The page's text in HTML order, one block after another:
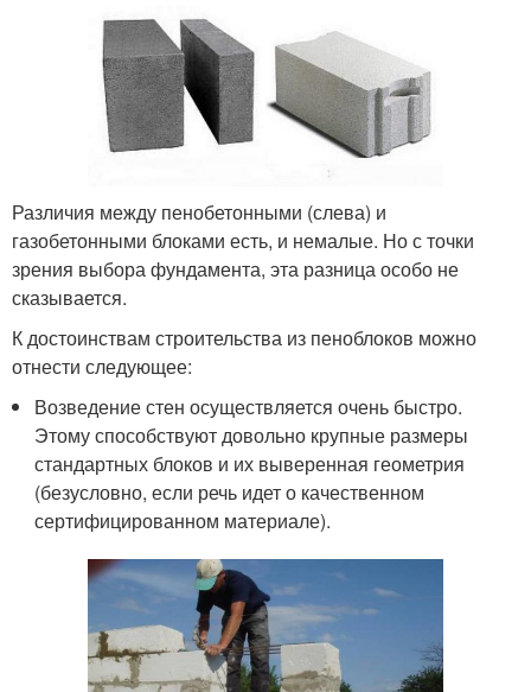
Различия между пенобетонными (слева) и
газобетонными блоками есть, и немалые. Но с точки
зрения выбора фундамента, эта разница особо не
сказывается.
К достоинствам строительства из пеноблоков можно
отнести следующее:
Возведение стен осуществляется очень быстро.
Этому способствуют довольно крупные размеры
стандартных блоков и их выверенная геометрия
(безусловно, если речь идет о качественном
сертифицированном материале).